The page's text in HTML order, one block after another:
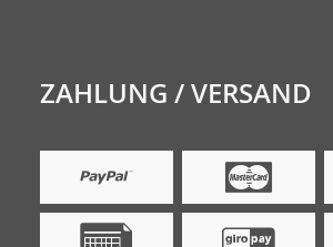
ZAHLUNG / VERSAND